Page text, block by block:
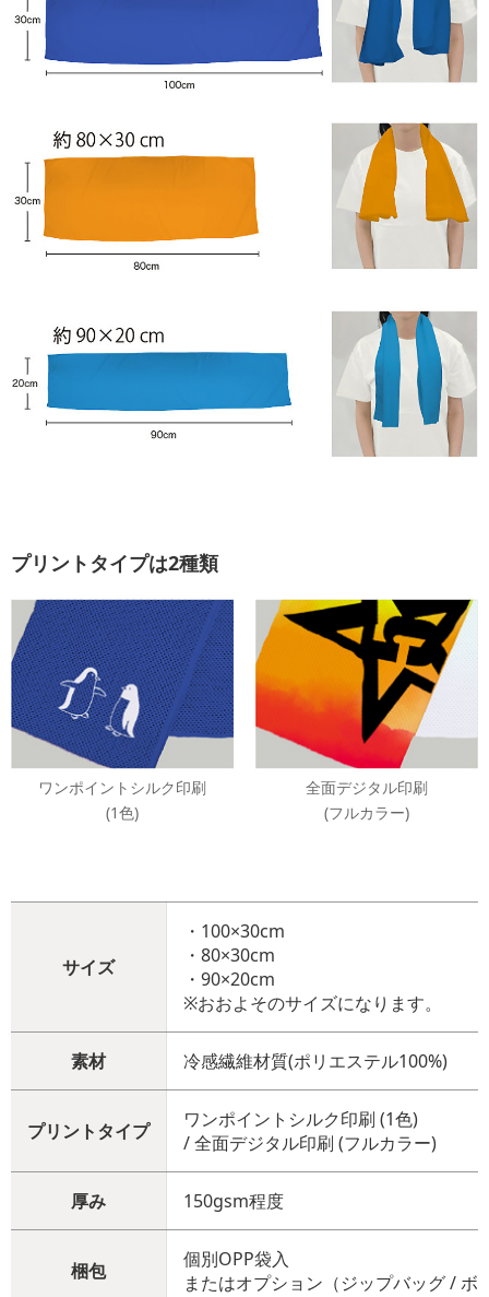
プリントタイプは2種類
ワンポイントシルク印刷
(1色)
全面デジタル印刷
(フルカラー)
サイズ
・100×30cm
・80×30cm
・90×20cm
※おおよそのサイズになります。
素材 冷感繊維材質(ポリエステル100%)
プリントタイプ
ワンポイントシルク印刷 (1色)
/ 全面デジタル印刷 (フルカラー)
厚み 150gsm程度
梱包
個別OPP袋入
またはオプション（ジップバッグ / ボ